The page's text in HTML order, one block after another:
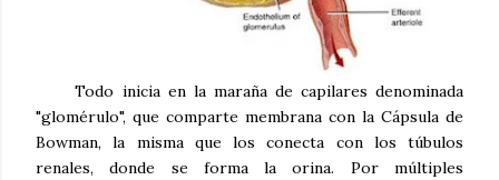
Todo inicia en la maraña de capilares denominada
"glomérulo", que comparte membrana con la Cápsula de
Bowman, la misma que los conecta con los túbulos
renales, donde se forma la orina. Por múltiples